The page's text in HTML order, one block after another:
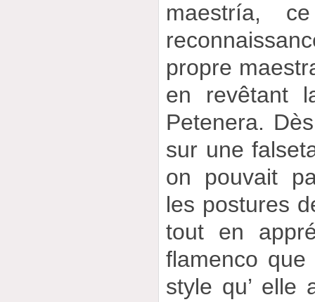
maestría,
propre
en revêtant
Petenera.
sur une
on pouvait
les postures
tout en
flamenco
style qu’ elle